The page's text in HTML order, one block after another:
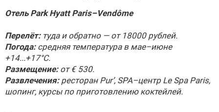
Отель Park Hyatt Paris–Vendôme
Перелёт:туда и обратно — от 18000 рублей.
Погода: средняя температура в мае–июне
+14...+17°С.
Размещение:от € 530.
Развлечения:ресторан Pur’, SPA–центр Le Spa Paris,
шопинг, курсы по приготовлению коктейлей.